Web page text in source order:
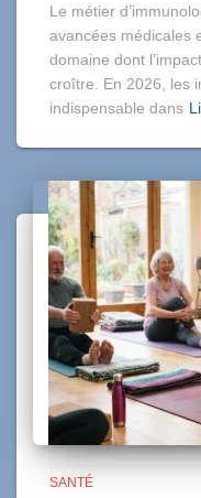
Le métier
avancées médicales
domaine dont
croître. En 2026, les
indispensable dans
SANTÉ